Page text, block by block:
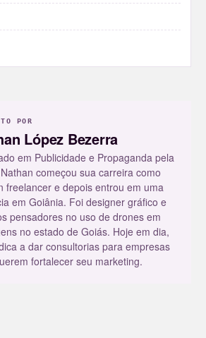
POR
López Bezerra
em Publicidade e Propaganda pela
começou sua carreira como
freelancer e depois entrou em uma
em Goiânia. Foi designer gráfico e
pensadores no uso de drones em
no estado de Goiás. Hoje em dia,
a dar consultorias para empresas
fortalecer seu marketing.